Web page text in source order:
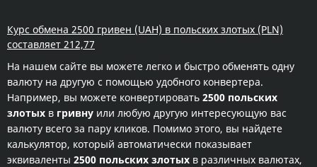
Курс обмена 2500 гривен (UAH) в польских злотых (PLN)
составляет 212,77
На нашем сайте вы можете легко и быстро обменять одну
валюту на другую с помощью удобного конвертера.
Например, вы можете конвертировать 2500 польских
злотых в гривну или любую другую интересующую вас
валюту всего за пару кликов. Помимо этого, вы найдете
калькулятор, который автоматически показывает
эквиваленты 2500 польских злотых в различных валютах,